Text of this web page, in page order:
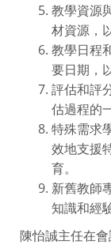
教學資源
材資源，
教學日程
要日期，
評估和評
估過程的
特殊需求
效地支援
育。
新舊教師
知識和經
陳怡誠主任在